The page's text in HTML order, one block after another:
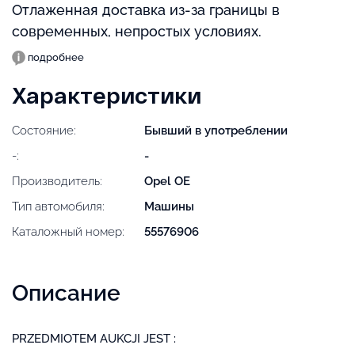
Отлаженная доставка из-за границы в
современных, непростых условиях.
подробнее
Характеристики
Состояние:
Бывший в употреблении
-:
-
Производитель:
Opel OE
Тип автомобиля:
Машины
Каталожный номер:
55576906
Описание
PRZEDMIOTEM AUKCJI JEST :